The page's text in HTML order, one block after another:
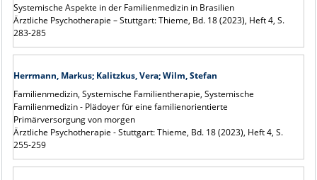
Systemische Aspekte in der Familienmedizin in Brasilien
Ärztliche Psychotherapie – Stuttgart: Thieme, Bd. 18 (2023), Heft 4, S.
283-285
Herrmann, Markus; Kalitzkus, Vera; Wilm, Stefan
Familienmedizin, Systemische Familientherapie, Systemische
Familienmedizin - Plädoyer für eine familienorientierte
Primärversorgung von morgen
Ärztliche Psychotherapie - Stuttgart: Thieme, Bd. 18 (2023), Heft 4, S.
255-259